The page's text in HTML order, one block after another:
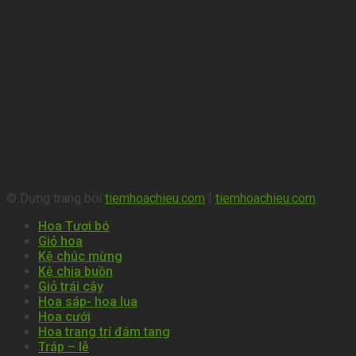
© Dựng trang bởi tiemhoachieu.com
tiemhoachieu.com
Hoa Tươi bó
Giỏ hoa
Kệ chúc mừng
Kệ chia buồn
Giỏ trái cây
Hoa sáp- hoa lụa
Hoa cưới
Hoa trang trí đám tang
Tráp – lễ